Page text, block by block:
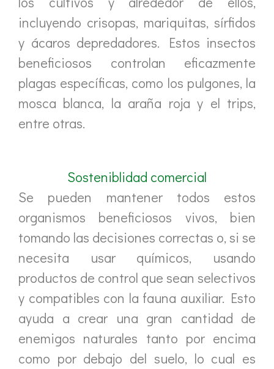
incluyendo crisopas, mariquitas, sírfidos
y ácaros depredadores. Estos insectos
beneficiosos controlan eficazmente
plagas específicas, como los pulgones, la
mosca blanca, la araña roja y el trips,
entre otras.
Sosteniblidad comercial
Se pueden mantener todos estos
organismos beneficiosos vivos, bien
tomando las decisiones correctas o, si se
necesita usar químicos, usando
productos de control que sean selectivos
y compatibles con la fauna auxiliar. Esto
ayuda a crear una gran cantidad de
enemigos naturales tanto por encima
como por debajo del suelo, lo cual es